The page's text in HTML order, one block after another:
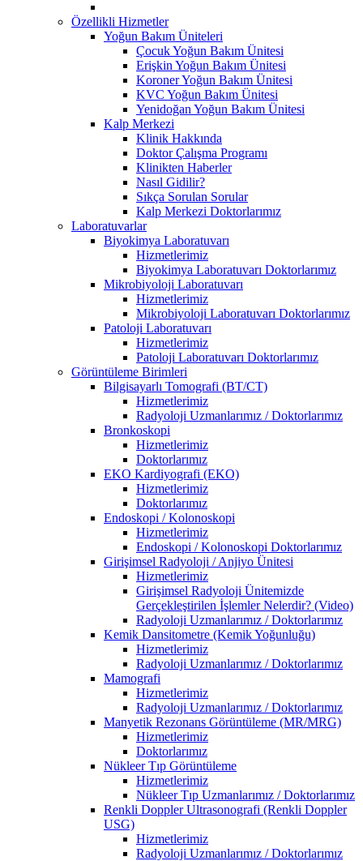
Özellikli Hizmetler
Yoğun Bakım Üniteleri
Çocuk Yoğun Bakım Ünitesi
Erişkin Yoğun Bakım Ünitesi
Koroner Yoğun Bakım Ünitesi
KVC Yoğun Bakım Ünitesi
Yenidoğan Yoğun Bakım Ünitesi
Kalp Merkezi
Klinik Hakkında
Doktor Çalışma Programı
Klinikten Haberler
Nasıl Gidilir?
Sıkça Sorulan Sorular
Kalp Merkezi Doktorlarımız
Laboratuvarlar
Biyokimya Laboratuvarı
Hizmetlerimiz
Biyokimya Laboratuvarı Doktorlarımız
Mikrobiyoloji Laboratuvarı
Hizmetlerimiz
Mikrobiyoloji Laboratuvarı Doktorlarımız
Patoloji Laboratuvarı
Hizmetlerimiz
Patoloji Laboratuvarı Doktorlarımız
Görüntüleme Birimleri
Bilgisayarlı Tomografi (BT/CT)
Hizmetlerimiz
Radyoloji Uzmanlarımız / Doktorlarımız
Bronkoskopi
Hizmetlerimiz
Doktorlarımız
EKO Kardiyografi (EKO)
Hizmetlerimiz
Doktorlarımız
Endoskopi / Kolonoskopi
Hizmetlerimiz
Endoskopi / Kolonoskopi Doktorlarımız
Girişimsel Radyoloji / Anjiyo Ünitesi
Hizmetlerimiz
Girişimsel Radyoloji Ünitemizde
Gerçekleştirilen İşlemler Nelerdir? (Video)
Radyoloji Uzmanlarımız / Doktorlarımız
Kemik Dansitometre (Kemik Yoğunluğu)
Hizmetlerimiz
Radyoloji Uzmanlarımız / Doktorlarımız
Mamografi
Hizmetlerimiz
Radyoloji Uzmanlarımız / Doktorlarımız
Manyetik Rezonans Görüntüleme (MR/MRG)
Hizmetlerimiz
Doktorlarımız
Nükleer Tıp Görüntüleme
Hizmetlerimiz
Nükleer Tıp Uzmanlarımız / Doktorlarımız
Renkli Doppler Ultrasonografi (Renkli Doppler
USG)
Hizmetlerimiz
Radyoloji Uzmanlarımız / Doktorlarımız